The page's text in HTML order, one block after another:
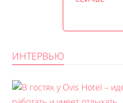
ИНТЕРВЬЮ